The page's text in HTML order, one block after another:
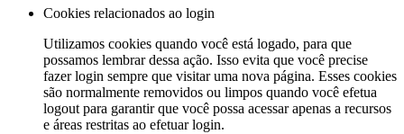
Cookies relacionados ao login
Utilizamos cookies quando você está logado, para que
possamos lembrar dessa ação. Isso evita que você precise
fazer login sempre que visitar uma nova página. Esses cookies
são normalmente removidos ou limpos quando você efetua
logout para garantir que você possa acessar apenas a recursos
e áreas restritas ao efetuar login.